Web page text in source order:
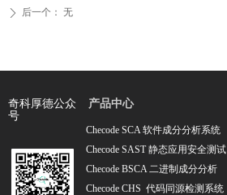
ꄲ 后一个： 无
Checode SCA 软件成分分析系统
Checode SAST 静态应用安全测试
Checode BSCA 二进制成分分析
Checode CHS 代码同源检测系统
奇科厚德公众
号
产品中心